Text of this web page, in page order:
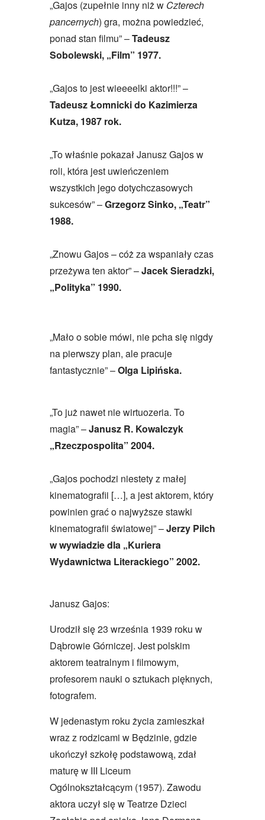
„Gajos (zupełnie inny niż w Czterech
pancernych) gra, można powiedzieć,
ponad stan filmu” –Tadeusz
Sobolewski, „Film” 1977.
„Gajos to jest wieeeelki aktor!!!” –
Tadeusz Łomnicki do Kazimierza
Kutza, 1987 rok.
„To właśnie pokazał Janusz Gajos w
roli, która jest uwieńczeniem
wszystkich jego dotychczasowych
sukcesów” –Grzegorz Sinko, „Teatr”
1988.
„Znowu Gajos – cóż za wspaniały czas
przeżywa ten aktor” –Jacek Sieradzki,
„Polityka” 1990.
„Mało o sobie mówi, nie pcha się nigdy
na pierwszy plan, ale pracuje
fantastycznie” –Olga Lipińska.
„To już nawet nie wirtuozeria. To
magia” –Janusz R. Kowalczyk
„Rzeczpospolita” 2004.
„Gajos pochodzi niestety z małej
kinematografii […], a jest aktorem, który
powinien grać o najwyższe stawki
kinematografii światowej” –Jerzy Pilch
w wywiadzie dla „Kuriera
Wydawnictwa Literackiego” 2002.
Janusz Gajos:
Urodził się 23 września 1939 roku w
Dąbrowie Górniczej. Jest polskim
aktorem teatralnym i filmowym,
profesorem nauki o sztukach pięknych,
fotografem.
W jedenastym roku życia zamieszkał
wraz z rodzicami w Będzinie, gdzie
ukończył szkołę podstawową, zdał
maturę w III Liceum
Ogólnokształcącym (1957). Zawodu
aktora uczył się w Teatrze Dzieci